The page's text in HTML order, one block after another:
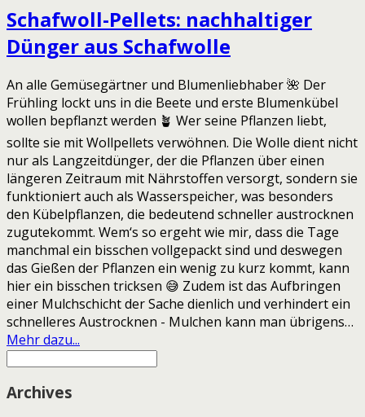
Schafwoll-Pellets: nachhaltiger
Dünger aus Schafwolle
An alle Gemüsegärtner und Blumenliebhaber 🌺 Der
Frühling lockt uns in die Beete und erste Blumenkübel
wollen bepflanzt werden 🪴 Wer seine Pflanzen liebt,
sollte sie mit Wollpellets verwöhnen. Die Wolle dient nicht
nur als Langzeitdünger, der die Pflanzen über einen
längeren Zeitraum mit Nährstoffen versorgt, sondern sie
funktioniert auch als Wasserspeicher, was besonders
den Kübelpflanzen, die bedeutend schneller austrocknen
zugutekommt. Wem‘s so ergeht wie mir, dass die Tage
manchmal ein bisschen vollgepackt sind und deswegen
das Gießen der Pflanzen ein wenig zu kurz kommt, kann
hier ein bisschen tricksen 😅 Zudem ist das Aufbringen
einer Mulchschicht der Sache dienlich und verhindert ein
schnelleres Austrocknen - Mulchen kann man übrigens…
Mehr dazu...
Archives